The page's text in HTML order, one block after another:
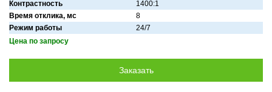
Контрастность
1400:1
Время отклика, мс
8
Режим работы
24/7
Цена по запросу